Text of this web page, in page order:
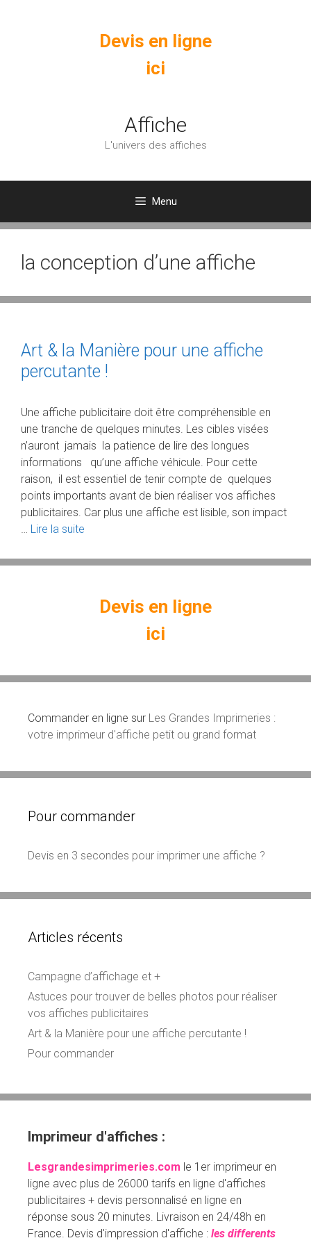
Devis en ligne
ici
Affiche
L'univers des affiches
Menu
la conception d’une affiche
Art & la Manière pour une affiche
percutante !
Une affiche publicitaire doit être compréhensible en
une tranche de quelques minutes. Les cibles visées
n’auront jamais la patience de lire des longues
informations qu’une affiche véhicule. Pour cette
raison, il est essentiel de tenir compte de quelques
points importants avant de bien réaliser vos affiches
publicitaires. Car plus une affiche est lisible, son impact
… Lire la suite
Devis en ligne
ici
Commander en ligne sur Les Grandes Imprimeries :
votre imprimeur d'affiche petit ou grand format
Pour commander
Devis en 3 secondes pour imprimer une affiche ?
Articles récents
Campagne d’affichage et +
Astuces pour trouver de belles photos pour réaliser
vos affiches publicitaires
Art & la Manière pour une affiche percutante !
Pour commander
Imprimeur d'affiches :
Lesgrandesimprimeries.com le 1er imprimeur en
ligne avec plus de 26000 tarifs en ligne d'affiches
publicitaires + devis personnalisé en ligne en
réponse sous 20 minutes. Livraison en 24/48h en
France. Devis d'impression d'affiche : les differents